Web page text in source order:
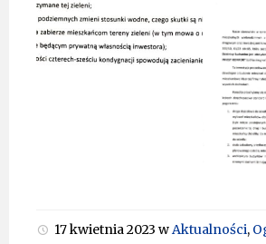
17 kwietnia 2023 wAktualności,